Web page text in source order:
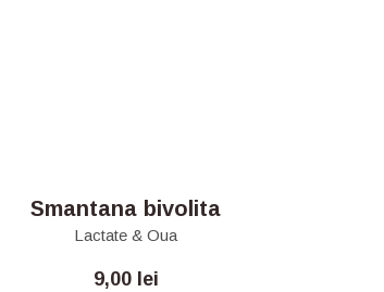
Smantana bivolita
Lactate & Oua
9,00 lei